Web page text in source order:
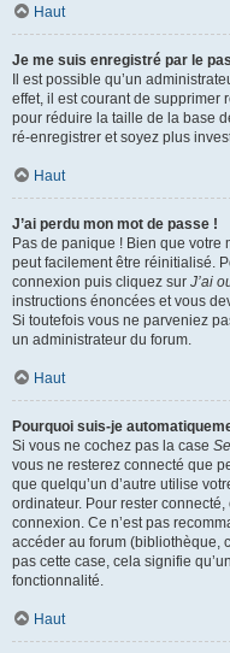
Haut
Je me suis enregistré par le
Il est possible qu’un
effet, il est courant de supprimer
pour réduire la taille de la base
ré-enregistrer et soyez plus
Haut
J’ai perdu mon mot de passe !
Pas de panique ! Bien que votre
peut facilement être réinitialisé.
connexion puis cliquez sur J’ai
instructions énoncées et vous
Si toutefois vous ne parveniez
un administrateur du forum.
Haut
Pourquoi suis-je
Si vous ne cochez pas la case
vous ne resterez connecté que
que quelqu’un d’autre utilise
ordinateur. Pour rester connecté,
connexion. Ce n’est pas
accéder au forum (bibliothèque,
pas cette case, cela signifie
fonctionnalité.
Haut